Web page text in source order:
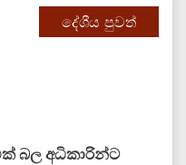
දේශීය පුවත්
බල අධිකාරින්ට